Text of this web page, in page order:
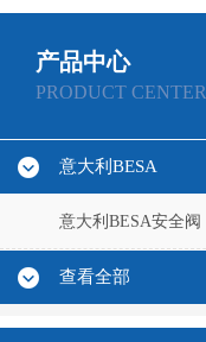
产品中心
PRODUCT CENTER
意大利BESA
意大利BESA安全阀
查看全部